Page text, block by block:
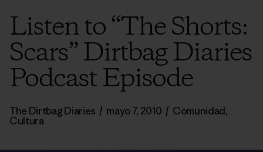
Listen to “The Shorts:
Scars” Dirtbag Diaries
Podcast Episode
The Dirtbag Diaries / mayo 7, 2010 / Comunidad,
Cultura